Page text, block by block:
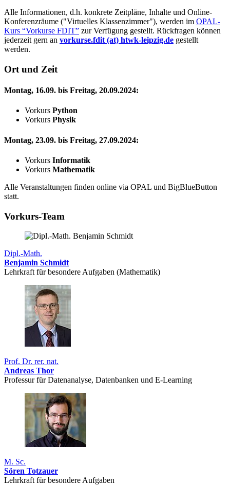
Alle Informationen, d.h. konkrete Zeitpläne, Inhalte und Online-
Konferenzräume ("Virtuelles Klassenzimmer"), werden im OPAL-
Kurs
Vorkurse FDIT
zur Verfügung gestellt. Rückfragen können
jederzeit gern an vorkurse.fdit (at) htwk-leipzig.de gestellt
werden.
Ort und Zeit
Montag, 16.09. bis Freitag, 20.09.2024:
Vorkurs Python
Vorkurs Physik
Montag, 23.09. bis Freitag, 27.09.2024:
Vorkurs Informatik
Vorkurs Mathematik
Alle Veranstaltungen finden online via OPAL und BigBlueButton
statt.
Vorkurs-Team
Dipl.-Math.
Benjamin Schmidt
Lehrkraft für besondere Aufgaben (Mathematik)
Prof. Dr. rer. nat.
Andreas Thor
Professur für Datenanalyse, Datenbanken und E-Learning
M. Sc.
Sören Totzauer
Lehrkraft für besondere Aufgaben